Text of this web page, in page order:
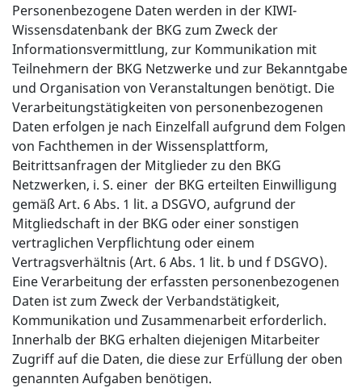
Personenbezogene Daten werden in der KIWI-
Wissensdatenbank der BKG zum Zweck der
Informationsvermittlung, zur Kommunikation mit
Teilnehmern der BKG Netzwerke und zur Bekanntgabe
und Organisation von Veranstaltungen benötigt. Die
Verarbeitungstätigkeiten von personenbezogenen
Daten erfolgen je nach Einzelfall aufgrund dem Folgen
von Fachthemen in der Wissensplattform,
Beitrittsanfragen der Mitglieder zu den BKG
Netzwerken, i. S. einer der BKG erteilten Einwilligung
gemäß Art. 6 Abs. 1 lit. a DSGVO, aufgrund der
Mitgliedschaft in der BKG oder einer sonstigen
vertraglichen Verpflichtung oder einem
Vertragsverhältnis (Art. 6 Abs. 1 lit. b und f DSGVO).
Eine Verarbeitung der erfassten personenbezogenen
Daten ist zum Zweck der Verbandstätigkeit,
Kommunikation und Zusammenarbeit erforderlich.
Innerhalb der BKG erhalten diejenigen Mitarbeiter
Zugriff auf die Daten, die diese zur Erfüllung der oben
genannten Aufgaben benötigen.